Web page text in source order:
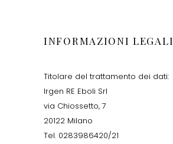
INFORMAZIONI LEGALI
Titolare del trattamento dei dati:
Irgen RE Eboli Srl
via Chiossetto, 7
20122 Milano
Tel. 0283986420/21